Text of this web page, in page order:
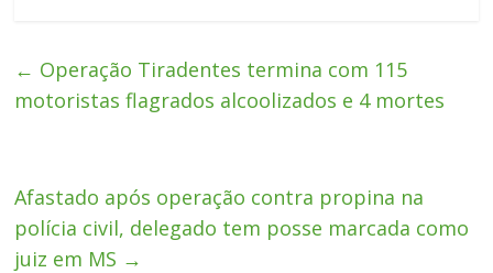
← Operação Tiradentes termina com 115
motoristas flagrados alcoolizados e 4 mortes
Afastado após operação contra propina na
polícia civil, delegado tem posse marcada como
juiz em MS →